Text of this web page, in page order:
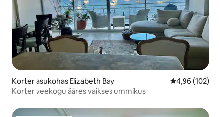
Korter asukohas Elizabeth Bay Keskmine
4,96 (102)
Korter veekogu ääres vaikses ummikus